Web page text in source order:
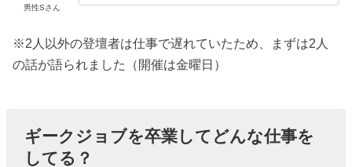
男性Sさん
※2人以外の登壇者は仕事で遅れていたため、まずは2人
の話が語られました（開催は金曜日）
ギークジョブを卒業してどんな仕事を
してる？